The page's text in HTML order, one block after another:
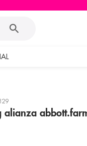
alianza